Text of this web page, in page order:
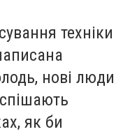
техніки
нові люди
як би